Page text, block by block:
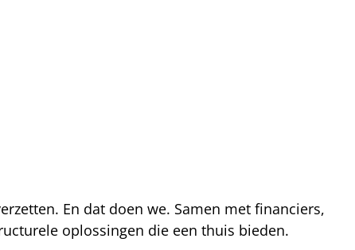
En dat doen we. Samen met financiers,
oplossingen die een thuis bieden.